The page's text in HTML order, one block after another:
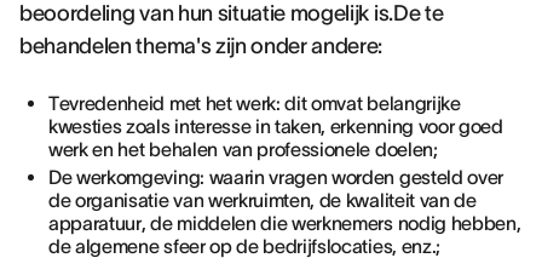
beoordeling van hun situatie mogelijk is.De te
behandelen thema's zijn onder andere:
Tevredenheid met het werk: dit omvat belangrijke
kwesties zoals interesse in taken, erkenning voor goed
werk en het behalen van professionele doelen;
De werkomgeving: waarin vragen worden gesteld over
de organisatie van werkruimten, de kwaliteit van de
apparatuur, de middelen die werknemers nodig hebben,
de algemene sfeer op de bedrijfslocaties, enz.;